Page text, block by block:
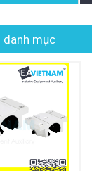
danh mục